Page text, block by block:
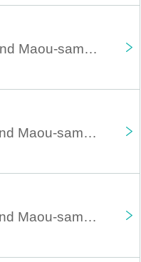
Oct. 12th 12:00 Vicoroad #11 "Reincarnation♡Me and Maou-sama!! -Smiling Ver.-"
Oct. 11th 18:00 Vicoroad #11 "Reincarnation♡Me and Maou-sama!! -Smiling Ver.-"
Oct. 11th 15:00 Vicoroad #11 "Reincarnation♡Me and Maou-sama!! -Smiling Ver.-"